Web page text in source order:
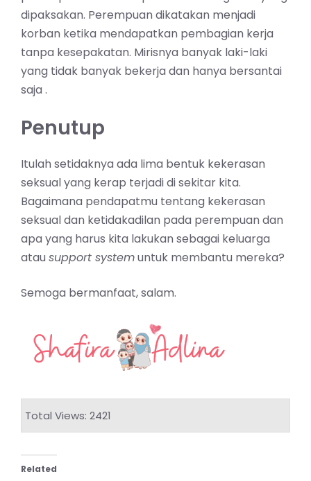
dipaksakan. Perempuan dikatakan menjadi
korban ketika mendapatkan pembagian kerja
tanpa kesepakatan. Mirisnya banyak laki-laki
yang tidak banyak bekerja dan hanya bersantai
saja .
Penutup
Itulah setidaknya ada lima bentuk kekerasan
seksual yang kerap terjadi di sekitar kita.
Bagaimana pendapatmu tentang kekerasan
seksual dan ketidakadilan pada perempuan dan
apa yang harus kita lakukan sebagai keluarga
atau support systemuntuk membantu mereka?
Semoga bermanfaat, salam.
Total Views: 2421
Related